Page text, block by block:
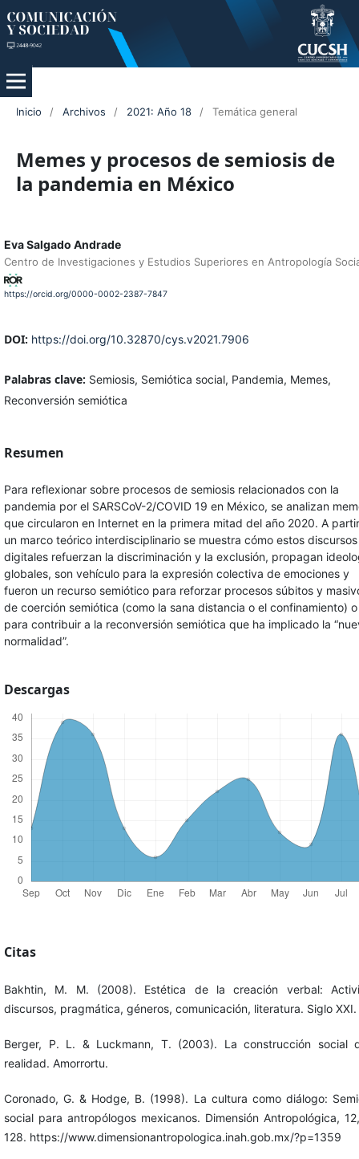
Inicio / Archivos / 2021: Año 18 / Temática general
Memes y procesos de semiosis de
la pandemia en México
Eva Salgado Andrade
Centro de Investigaciones y Estudios Superiores en Antropología
https://orcid.org/0000-0002-2387-7847
DOI: https://doi.org/10.32870/cys.v2021.7906
Palabras clave: Semiosis, Semiótica social, Pandemia, Memes,
Reconversión semiótica
Resumen
Para reflexionar sobre procesos de semiosis relacionados con la
pandemia por el SARSCoV-2/COVID 19 en México, se analizan
que circularon en Internet en la primera mitad del año 2020. A
un marco teórico interdisciplinario se muestra cómo estos discursos
digitales refuerzan la discriminación y la exclusión, propagan
globales, son vehículo para la expresión colectiva de emociones y
fueron un recurso semiótico para reforzar procesos súbitos y
de coerción semiótica (como la sana distancia o el confinamiento) o
para contribuir a la reconversión semiótica que ha implicado la
normalidad”.
Descargas
Citas
Bakhtin, M. M. (2008). Estética de la creación verbal:
discursos, pragmática, géneros, comunicación, literatura. Siglo XXI.
Berger, P. L. & Luckmann, T. (2003). La construcción social
realidad. Amorrortu.
Coronado, G. & Hodge, B. (1998). La cultura como diálogo:
social para antropólogos mexicanos. Dimensión Antropológica,
128. https://www.dimensionantropologica.inah.gob.mx/?p=1359